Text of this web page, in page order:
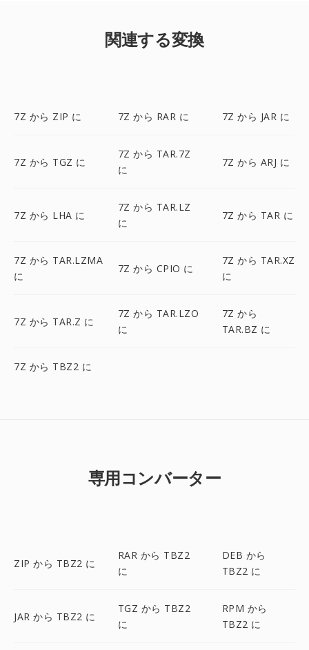
関連する変換
7Z から ZIP に 7Z から RAR に 7Z から JAR に
7Z から TGZ に
7Z から TAR.7Z
に
7Z から ARJ に
7Z から LHA に
7Z から TAR.LZ
に
7Z から TAR に
7Z から TAR.LZMA
に
7Z から CPIO に
7Z から TAR.XZ
に
7Z から TAR.Z に
7Z から TAR.LZO
に
7Z から
TAR.BZ に
7Z から TBZ2 に
専用コンバーター
ZIP から TBZ2 に
RAR から TBZ2
に
DEB から
TBZ2 に
JAR から TBZ2 に
TGZ から TBZ2
に
RPM から
TBZ2 に